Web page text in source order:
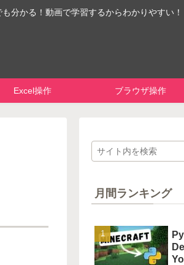
分かる！動画で学習するからわかりやすい！
Excel操作 ブラウザ操作
月間ランキング